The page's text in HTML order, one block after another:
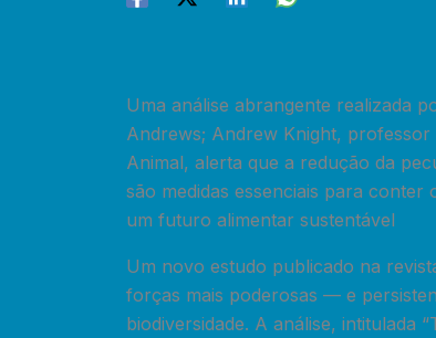
Uma análise abrangente realizada
Andrews; Andrew Knight, professor
Animal, alerta que a redução da
são medidas essenciais para
um futuro alimentar sustentável
Um novo estudo publicado na
forças mais poderosas — e
biodiversidade. A análise, intitulada